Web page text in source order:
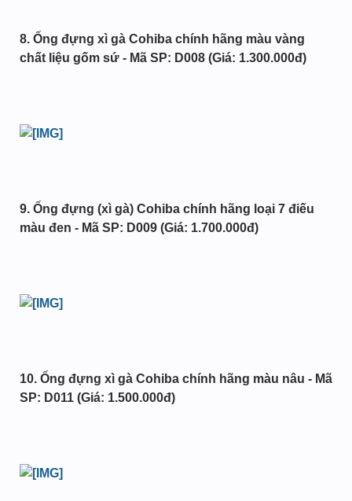
8. Ống đựng xì gà Cohiba chính hãng màu vàng
chất liệu gốm sứ - Mã SP: D008 (Giá: 1.300.000đ)
9. Ống đựng (xì gà) Cohiba chính hãng loại 7 điếu
màu đen - Mã SP: D009 (Giá: 1.700.000đ)
10. Ống đựng xì gà Cohiba chính hãng màu nâu - Mã
SP: D011 (Giá: 1.500.000đ)